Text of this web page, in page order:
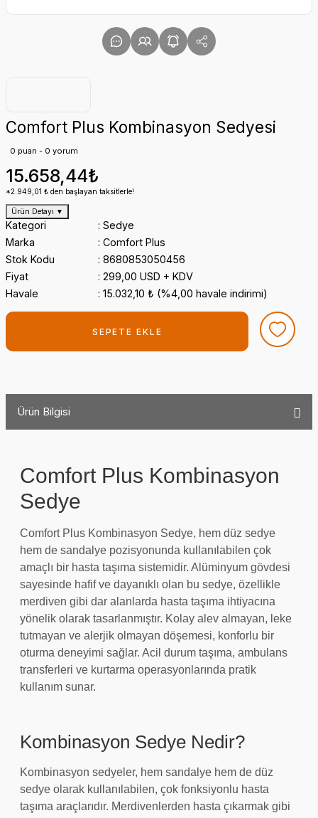
Comfort Plus Kombinasyon Sedyesi
0 puan - 0 yorum
15.658,44₺
*2.949,01 ₺ den başlayan taksitlerle!
Ürün Detayı ▼
Kategori
Sedye
Marka
Comfort Plus
Stok Kodu
8680853050456
Fiyat
299,00 USD + KDV
Havale
15.032,10 ₺ (%4,00 havale indirimi)
SEPETE EKLE
Ürün Bilgisi
Comfort Plus Kombinasyon
Sedye
Comfort Plus Kombinasyon Sedye, hem düz sedye
hem de sandalye pozisyonunda kullanılabilen çok
amaçlı bir hasta taşıma sistemidir. Alüminyum gövdesi
sayesinde hafif ve dayanıklı olan bu sedye, özellikle
merdiven gibi dar alanlarda hasta taşıma ihtiyacına
yönelik olarak tasarlanmıştır. Kolay alev almayan, leke
tutmayan ve alerjik olmayan döşemesi, konforlu bir
oturma deneyimi sağlar. Acil durum taşıma, ambulans
transferleri ve kurtarma operasyonlarında pratik
kullanım sunar.
Kombinasyon Sedye Nedir?
Kombinasyon sedyeler, hem sandalye hem de düz
sedye olarak kullanılabilen, çok fonksiyonlu hasta
taşıma araçlarıdır. Merdivenlerden hasta çıkarmak gibi